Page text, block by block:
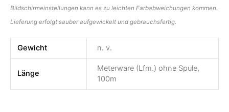
Bildschirmeinstellungen kann es zu leichten Farbabweichungen kommen.
Lieferung erfolgt sauber aufgewickelt und gebrauchsfertig.
Gewicht n. v.
Länge
Meterware (Lfm.) ohne Spule,
100m